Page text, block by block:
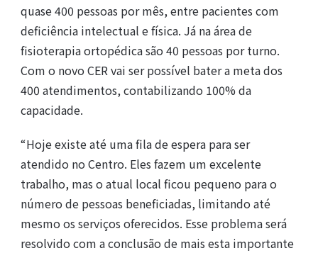
quase 400 pessoas por mês, entre pacientes com
deficiência intelectual e física. Já na área de
fisioterapia ortopédica são 40 pessoas por turno.
Com o novo CER vai ser possível bater a meta dos
400 atendimentos, contabilizando 100% da
capacidade.
“Hoje existe até uma fila de espera para ser
atendido no Centro. Eles fazem um excelente
trabalho, mas o atual local ficou pequeno para o
número de pessoas beneficiadas, limitando até
mesmo os serviços oferecidos. Esse problema será
resolvido com a conclusão de mais esta importante